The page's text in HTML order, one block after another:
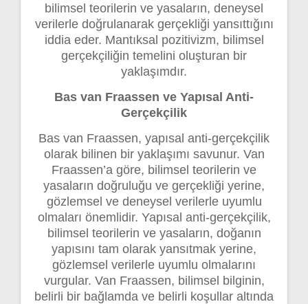
bilimsel teorilerin ve yasaların, deneysel
verilerle doğrulanarak gerçekliği yansıttığını
iddia eder. Mantıksal pozitivizm, bilimsel
gerçekçiliğin temelini oluşturan bir
yaklaşımdır.
Bas van Fraassen ve Yapısal Anti-
Gerçekçilik
Bas van Fraassen, yapısal anti-gerçekçilik
olarak bilinen bir yaklaşımı savunur. Van
Fraassen’a göre, bilimsel teorilerin ve
yasaların doğruluğu ve gerçekliği yerine,
gözlemsel ve deneysel verilerle uyumlu
olmaları önemlidir. Yapısal anti-gerçekçilik,
bilimsel teorilerin ve yasaların, doğanın
yapısını tam olarak yansıtmak yerine,
gözlemsel verilerle uyumlu olmalarını
vurgular. Van Fraassen, bilimsel bilginin,
belirli bir bağlamda ve belirli koşullar altında